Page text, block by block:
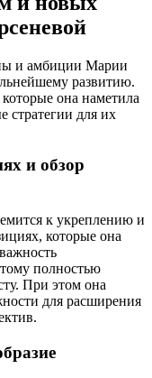
и амбиции Марии
развитию.
она наметила
стратегии для их
и обзор
к укреплению и
которые она
полностью
При этом она
для расширения